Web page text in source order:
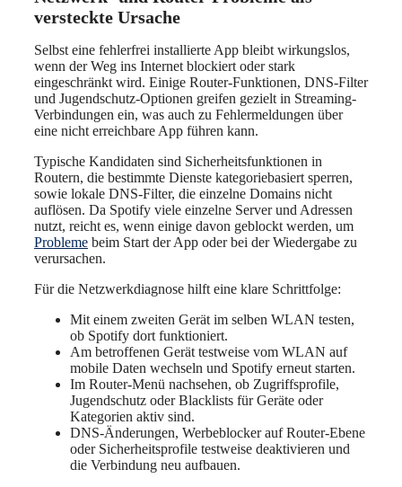
versteckte Ursache
Selbst eine fehlerfrei installierte App bleibt wirkungslos,
wenn der Weg ins Internet blockiert oder stark
eingeschränkt wird. Einige Router-Funktionen, DNS-Filter
und Jugendschutz-Optionen greifen gezielt in Streaming-
Verbindungen ein, was auch zu Fehlermeldungen über
eine nicht erreichbare App führen kann.
Typische Kandidaten sind Sicherheitsfunktionen in
Routern, die bestimmte Dienste kategoriebasiert sperren,
sowie lokale DNS-Filter, die einzelne Domains nicht
auflösen. Da Spotify viele einzelne Server und Adressen
nutzt, reicht es, wenn einige davon geblockt werden, um
Probleme beim Start der App oder bei der Wiedergabe zu
verursachen.
Für die Netzwerkdiagnose hilft eine klare Schrittfolge:
Mit einem zweiten Gerät im selben WLAN testen,
ob Spotify dort funktioniert.
Am betroffenen Gerät testweise vom WLAN auf
mobile Daten wechseln und Spotify erneut starten.
Im Router-Menü nachsehen, ob Zugriffsprofile,
Jugendschutz oder Blacklists für Geräte oder
Kategorien aktiv sind.
DNS-Änderungen, Werbeblocker auf Router-Ebene
oder Sicherheitsprofile testweise deaktivieren und
die Verbindung neu aufbauen.